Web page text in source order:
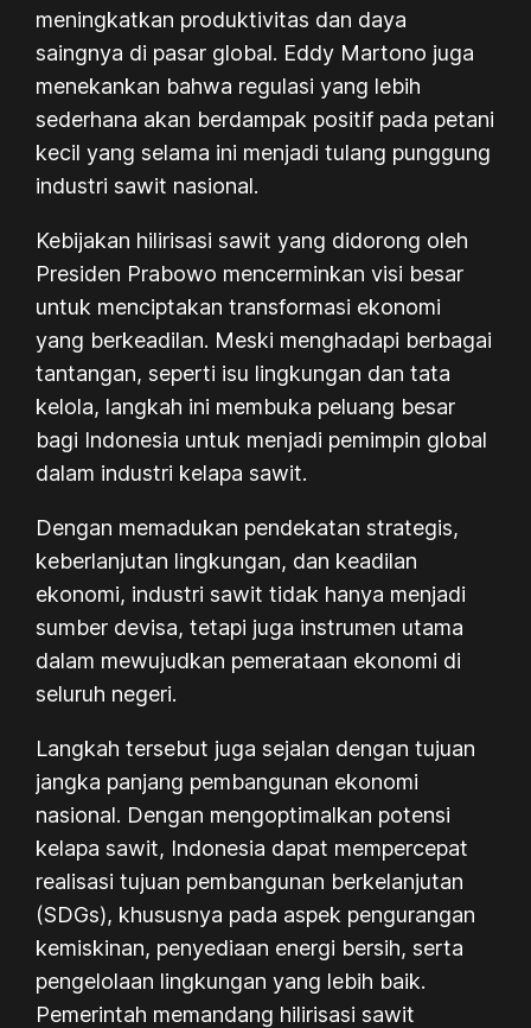
meningkatkan produktivitas dan daya
saingnya di pasar global. Eddy Martono juga
menekankan bahwa regulasi yang lebih
sederhana akan berdampak positif pada petani
kecil yang selama ini menjadi tulang punggung
industri sawit nasional.
Kebijakan hilirisasi sawit yang didorong oleh
Presiden Prabowo mencerminkan visi besar
untuk menciptakan transformasi ekonomi
yang berkeadilan. Meski menghadapi berbagai
tantangan, seperti isu lingkungan dan tata
kelola, langkah ini membuka peluang besar
bagi Indonesia untuk menjadi pemimpin global
dalam industri kelapa sawit.
Dengan memadukan pendekatan strategis,
keberlanjutan lingkungan, dan keadilan
ekonomi, industri sawit tidak hanya menjadi
sumber devisa, tetapi juga instrumen utama
dalam mewujudkan pemerataan ekonomi di
seluruh negeri.
Langkah tersebut juga sejalan dengan tujuan
jangka panjang pembangunan ekonomi
nasional. Dengan mengoptimalkan potensi
kelapa sawit, Indonesia dapat mempercepat
realisasi tujuan pembangunan berkelanjutan
(SDGs), khususnya pada aspek pengurangan
kemiskinan, penyediaan energi bersih, serta
pengelolaan lingkungan yang lebih baik.
Pemerintah memandang hilirisasi sawit